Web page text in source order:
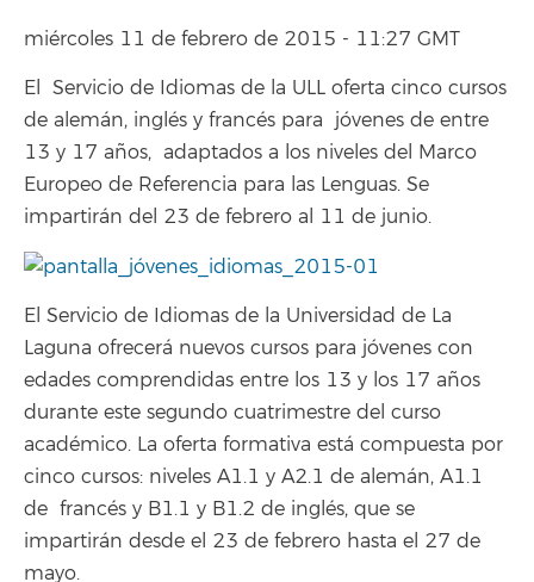
miércoles 11 de febrero de 2015 - 11:27 GMT
El Servicio de Idiomas de la ULL oferta cinco cursos
de alemán, inglés y francés para jóvenes de entre
13 y 17 años, adaptados a los niveles del Marco
Europeo de Referencia para las Lenguas. Se
impartirán del 23 de febrero al 11 de junio.
El Servicio de Idiomas de la Universidad de La
Laguna ofrecerá nuevos cursos para jóvenes con
edades comprendidas entre los 13 y los 17 años
durante este segundo cuatrimestre del curso
académico. La oferta formativa está compuesta por
cinco cursos: niveles A1.1 y A2.1 de alemán, A1.1
de francés y B1.1 y B1.2 de inglés, que se
impartirán desde el 23 de febrero hasta el 27 de
mayo.